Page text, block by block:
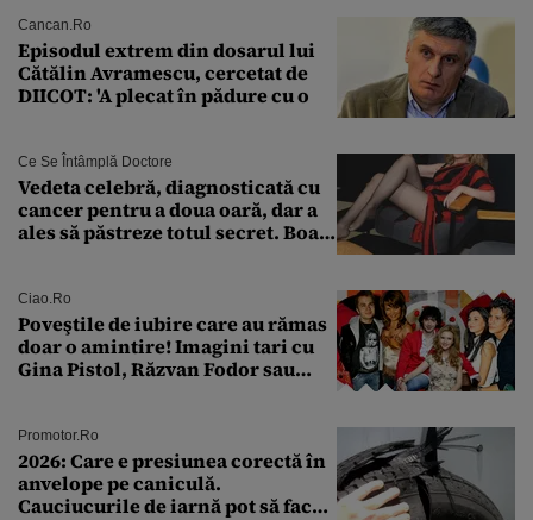
Cancan.ro
Episodul extrem din dosarul lui
Cătălin Avramescu, cercetat de
DIICOT: 'A plecat în pădure cu o
Ce Se Întâmplă Doctore
Vedeta celebră, diagnosticată cu
cancer pentru a doua oară, dar a
ales să păstreze totul secret. Boala
Ciao.ro
Poveştile de iubire care au rămas
doar o amintire! Imagini tari cu
Gina Pistol, Răzvan Fodor sau
Promotor.ro
2026: Care e presiunea corectă în
anvelope pe caniculă.
Cauciucurile de iarnă pot să facă